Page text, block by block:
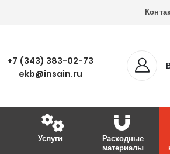
+7 (343) 383-02-73
ekb@insain.ru
Услуги
Расходные
материалы